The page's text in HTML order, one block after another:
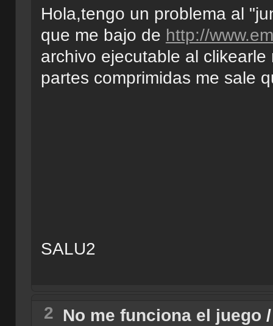
Hola,tengo un problema al
que me bajo de http://
archivo ejecutable al
partes comprimidas me sale
SALU2
2 No me funciona el juego